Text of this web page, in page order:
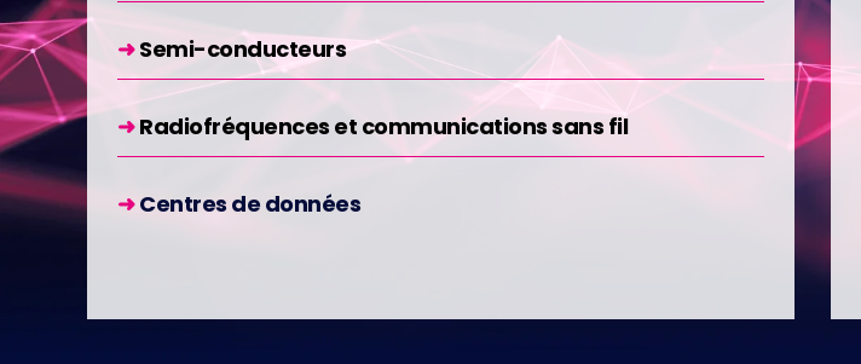
➜Semi-conducteurs
➜Radiofréquences et communications sans fil
➜Centres de données